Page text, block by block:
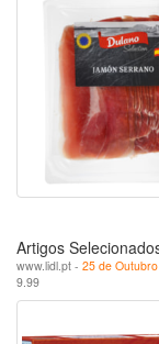
Artigos
www.lidl.pt - 25 de
9.99